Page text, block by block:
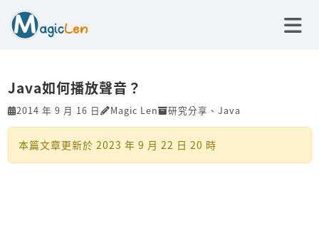
Java如何播放聲音？
2014 年 9 月 16 日 Magic Len 研究分享 、 Java
本篇文章更新於 2023 年 9 月 22 日 20 時